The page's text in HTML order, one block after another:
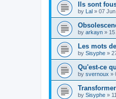
Ils sont
by Lal » 07
by arkayn »
Les mots
by Sisyphe »
Qu'est-ce
by svernoux »
by Sisyphe »